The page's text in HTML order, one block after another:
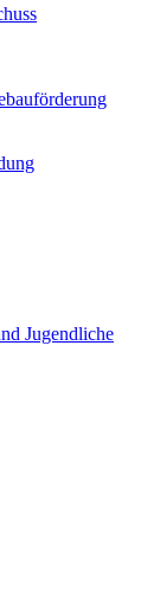
Jugendliche